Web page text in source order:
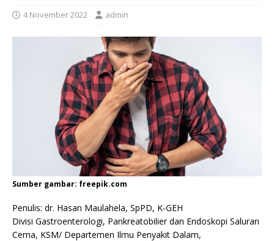
4 November 2022 admin
Sumber gambar: freepik.com
Penulis: dr. Hasan Maulahela, SpPD, K-GEH
Divisi Gastroenterologi, Pankreatobilier dan Endoskopi Saluran
Cerna, KSM/ Departemen Ilmu Penyakit Dalam,